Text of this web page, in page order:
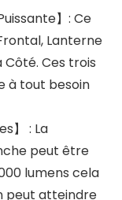
】: Ce
Lanterne
Côté. Ces trois
à tout besoin
】 : La
peut être
lumens cela
peut atteindre